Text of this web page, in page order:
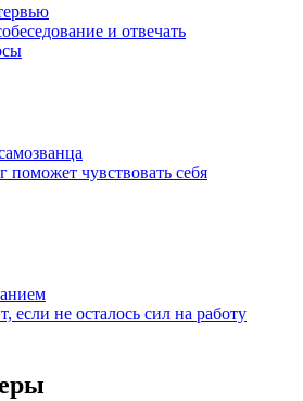
и отвечать
поможет чувствовать себя
если не осталось сил на работу